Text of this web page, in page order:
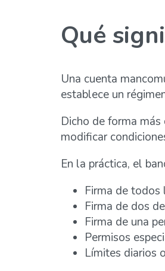
Qué
Una cuenta
establece un
Dicho de forma
modificar
En la práctica, el
Firma de todos
Firma de dos
Firma de una
Permisos
Límites diarios